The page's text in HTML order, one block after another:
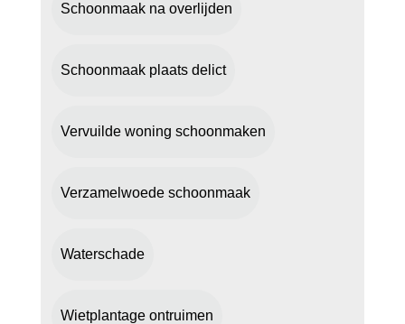
Schoonmaak na overlijden
Schoonmaak plaats delict
Vervuilde woning schoonmaken
Verzamelwoede schoonmaak
Waterschade
Wietplantage ontruimen